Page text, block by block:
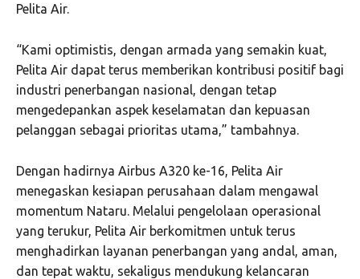
Pelita Air.
“Kami optimistis, dengan armada yang semakin kuat,
Pelita Air dapat terus memberikan kontribusi positif bagi
industri penerbangan nasional, dengan tetap
mengedepankan aspek keselamatan dan kepuasan
pelanggan sebagai prioritas utama,” tambahnya.
Dengan hadirnya Airbus A320 ke-16, Pelita Air
menegaskan kesiapan perusahaan dalam mengawal
momentum Nataru. Melalui pengelolaan operasional
yang terukur, Pelita Air berkomitmen untuk terus
menghadirkan layanan penerbangan yang andal, aman,
dan tepat waktu, sekaligus mendukung kelancaran